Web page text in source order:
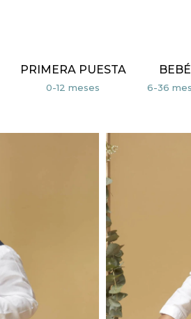
PRIMERA PUESTA BEBÉ